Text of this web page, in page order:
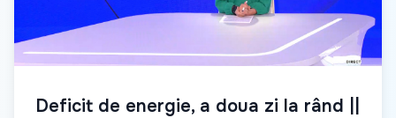
Deficit de energie, a doua zi la rând ||